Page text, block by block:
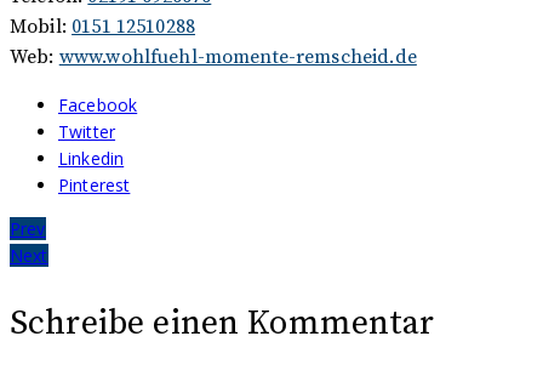
Mobil: 0151 12510288
Web: www.wohlfuehl-momente-remscheid.de
Facebook
Twitter
Linkedin
Pinterest
Beitragsnavigation
Prev
Next
Schreibe einen Kommentar